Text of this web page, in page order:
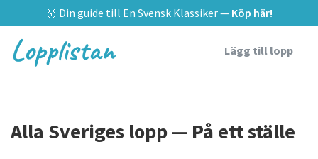
🥇 Din guide till En Svensk Klassiker — Köp här!
Lopplistan Lägg till lopp
Alla Sveriges lopp — På ett ställe